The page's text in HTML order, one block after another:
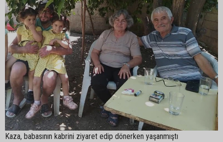
Kaza, babasının kabrini ziyaret edip dönerken yaşanmıştı